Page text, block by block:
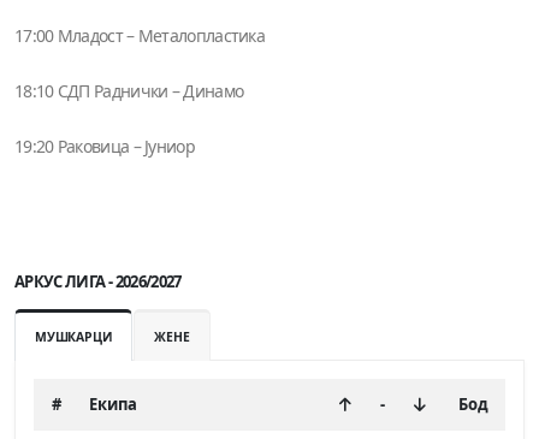
17:00 Младост – Металопластика
18:10 СДП Раднички – Динамо
19:20 Раковица – Јуниор
АРКУС ЛИГА - 2026/2027
МУШКАРЦИ ЖЕНЕ
# Екипа - Бод